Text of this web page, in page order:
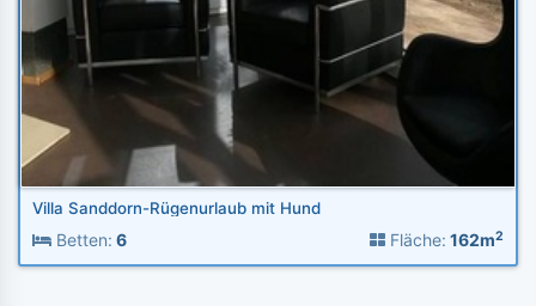
Villa Sanddorn-Rügenurlaub mit Hund
Betten: 6 Fläche: 162m2